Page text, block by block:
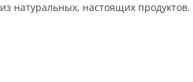
натуральных, настоящих продуктов.